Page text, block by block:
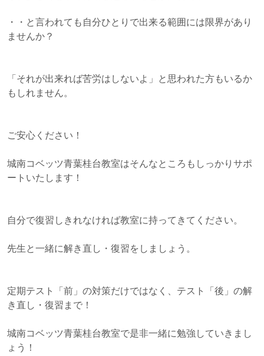
・・と言われても自分ひとりで出来る範囲には限界があり
ませんか？
「それが出来れば苦労はしないよ」と思われた方もいるか
もしれません。
ご安心ください！
城南コベッツ青葉桂台教室はそんなところもしっかりサポ
ートいたします！
自分で復習しきれなければ教室に持ってきてください。
先生と一緒に解き直し・復習をしましょう。
定期テスト「前」の対策だけではなく、テスト「後」の解
き直し・復習まで！
城南コベッツ青葉桂台教室で是非一緒に勉強していきまし
ょう！